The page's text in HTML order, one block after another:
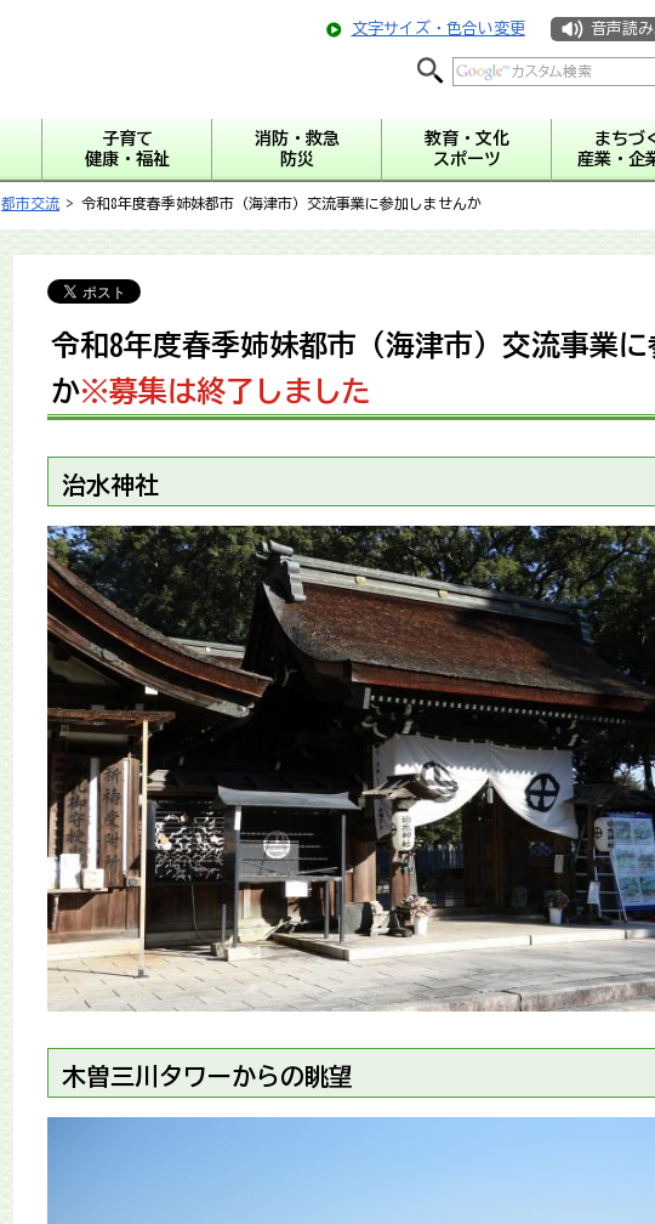
文字サイズ・色合い変更 音声読
子育て
健康・福祉
消防・救急
防災
教育・文化
スポーツ
まちづ
産業・企
都市交流 > 令和8年度春季姉妹都市（海津市）交流事業に参加しませんか
令和8年度春季姉妹都市（海津市）交流事業
か※募集は終了しました
治水神社
木曽三川タワーからの眺望